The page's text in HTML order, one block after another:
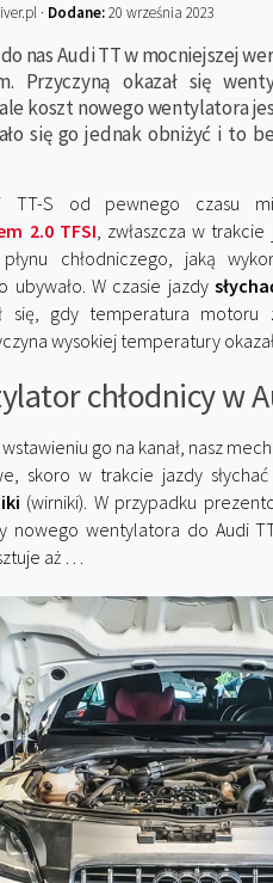
· Dodane:20 września 2023
nas Audi TT w mocniejszej
Przyczyną okazał się
koszt nowego wentylatora
się go jednak obniżyć i to
TT-S od pewnego czasu
2.0 TFSI, zwłaszcza w
chłodniczego, jaką
ubywało. W czasie jazdy
się, gdy temperatura
wysokiej temperatury
chłodnicy w
go na kanał, nasz
skoro w trakcie jazdy
(wirniki). W przypadku
nowego wentylatora do Audi
aż …